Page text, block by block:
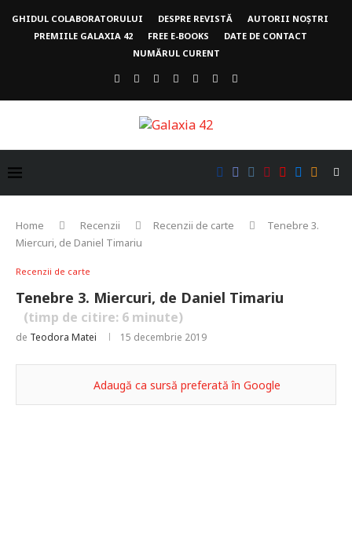
GHIDUL COLABORATORULUI DESPRE REVISTĂ
AUTORII NOȘTRI
PREMIILE GALAXIA 42
FREE E-BOOKS
DATE DE CONTACT
NUMĂRUL CURENT
Home Recenzii Recenzii de carte
Tenebre 3.
Miercuri, de Daniel Timariu
Recenzii de carte
Tenebre 3. Miercuri, de Daniel Timariu
(timp de citire: 6 minute)
de Teodora Matei 15 decembrie 2019
Adaugă ca sursă preferată în Google